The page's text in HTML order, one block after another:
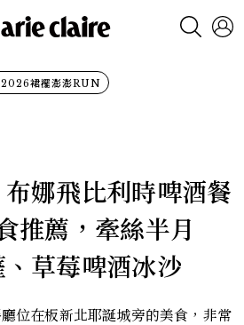
裙襬澎澎RUN
布娜飛比利時啤酒餐
推薦，牽絲半月
草莓啤酒冰沙
位在板新北耶誕城旁的美食，非常